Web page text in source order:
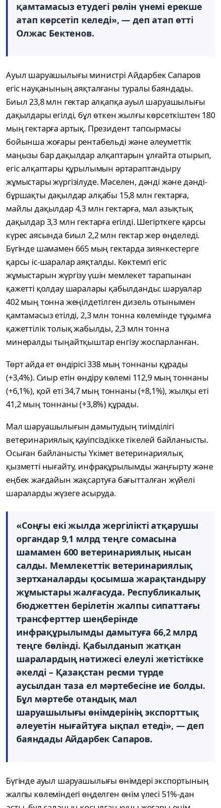
қамтамасыз етудегі рөлін үнемі ерекше
атап көрсетіп келеді», — деп атап өтті
Олжас Бектенов.
Ауыл шаруашылығы министрі Айдарбек Сапаров
егіс науқанының аяқталғаны туралы баяндады.
Биыл 23,8 млн гектар алқапқа ауыл шаруашылығы
дақылдары егілді, бұл өткен жылғы көрсеткіштен 180
мың гектарға артық. Президент тапсырмасы
бойынша жоғары рентабельді және әлеуметтік
маңызы бар дақылдар алқаптарын ұлғайта отырып,
егіс алқаптары құрылымын әртараптандыру
жұмыстары жүргізілуде. Мәселен, дәнді және дәнді-
бұршақты дақылдар алқабы 15,8 млн гектарға,
майлы дақылдар 4,3 млн гектарға, мал азықтық
дақылдар 3,3 млн гектарға егілді. Шегірткеге қарсы
күрес аясында биыл 2,2 млн гектар жер өңделеді.
Бүгінде шамамен 665 мың гектарда зиянкестерге
қарсы іс-шаралар аяқталды. Көктемгі егіс
жұмыстарын жүргізу үшін мемлекет тарапынан
қажетті қолдау шаралары қабылданды: шаруалар
402 мың тонна жеңілдетілген дизель отынымен
қамтамасыз етілді, 2,3 млн тонна көлемінде тұқымға
қажеттілік толық жабылды, 2,3 млн тонна
минералды тыңайтқыштар енгізу жоспарланған.
Төрт айда ет өндірісі 338 мың тоннаны құрады
(+3,4%). Сиыр етін өндіру көлемі 112,9 мың тоннаны
(+6,1%), қой еті 34,7 мың тоннаны (+8,1%), жылқы еті
41,2 мың тоннаны (+3,8%) құрады.
Мал шаруашылығын дамытудың тиімділігі
ветеринариялық қауіпсіздікке тікелей байланысты.
Осыған байланысты Үкімет ветеринариялық
қызметті нығайту, инфрақұрылымды жаңғырту және
еңбек жағдайын жақсартуға бағытталған жүйелі
шараларды жүзеге асыруда.
«Соңғы екі жылда жергілікті атқарушы
органдар 9,1 млрд теңге сомасына
шамамен 600 ветеринариялық нысан
салды. Мемлекеттік ветеринариялық
зертханаларды қосымша жарақтандыру
жұмыстары жалғасуда. Республикалық
бюджеттен берілетін жалпы сипаттағы
трансферттер шеңберінде
инфрақұрылымды дамытуға 66,2 млрд
теңге бөлінді. Қабылданып жатқан
шаралардың нәтижесі елеулі жетістікке
әкелді – Қазақстан ресми түрде
аусылдан таза ел мәртебесіне ие болды.
Бұл мәртебе отандық мал
шаруашылығы өнімдерінің экспорттық
әлеуетін нығайтуға ықпал етеді», — деп
баяндады Айдарбек Сапаров.
Бүгінде ауыл шаруашылығы өнімдері экспортының
жалпы көлеміндегі өңделген өнім үлесі 51%-дан